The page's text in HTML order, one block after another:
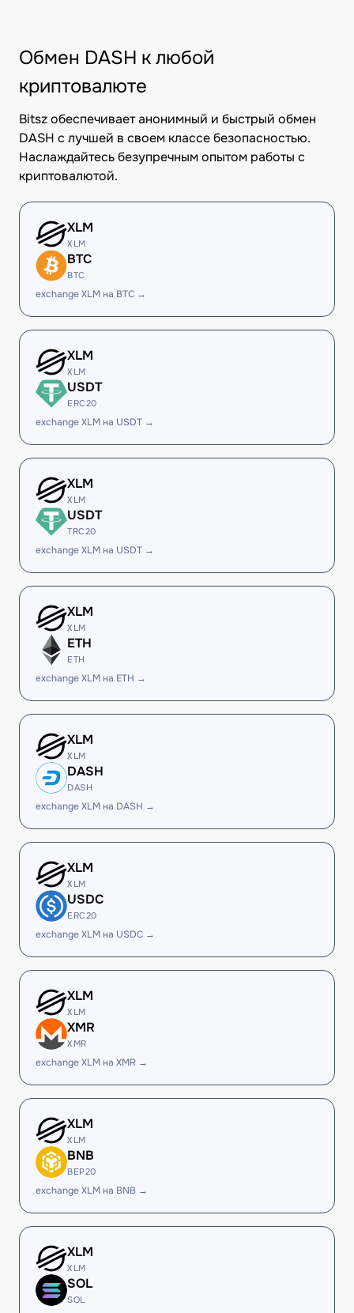
Обмен DASH к любой
криптовалюте
Bitsz обеспечивает анонимный и быстрый обмен
DASH с лучшей в своем классе безопасностью.
Наслаждайтесь безупречным опытом работы с
криптовалютой.
XLM
XLM
BTC
BTC
exchange XLM на BTC →
XLM
XLM
USDT
ERC20
exchange XLM на USDT →
XLM
XLM
USDT
TRC20
exchange XLM на USDT →
XLM
XLM
ETH
ETH
exchange XLM на ETH →
XLM
XLM
DASH
DASH
exchange XLM на DASH →
XLM
XLM
USDC
ERC20
exchange XLM на USDC →
XLM
XLM
XMR
XMR
exchange XLM на XMR →
XLM
XLM
BNB
BEP20
exchange XLM на BNB →
XLM
XLM
SOL
SOL